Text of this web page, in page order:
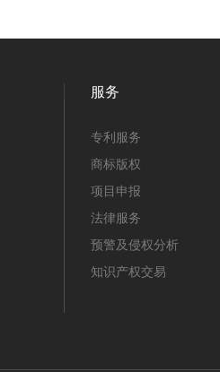
服务
专利服务
商标版权
项目申报
法律服务
预警及侵权分析
知识产权交易